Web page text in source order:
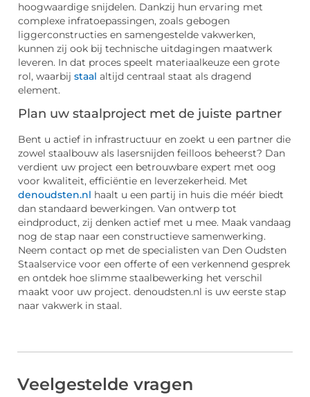
hoogwaardige snijdelen. Dankzij hun ervaring met
complexe infratoepassingen, zoals gebogen
liggerconstructies en samengestelde vakwerken,
kunnen zij ook bij technische uitdagingen maatwerk
leveren. In dat proces speelt materiaalkeuze een grote
rol, waarbij staal altijd centraal staat als dragend
element.
Plan uw staalproject met de juiste partner
Bent u actief in infrastructuur en zoekt u een partner die
zowel staalbouw als lasersnijden feilloos beheerst? Dan
verdient uw project een betrouwbare expert met oog
voor kwaliteit, efficiëntie en leverzekerheid. Met
denoudsten.nl haalt u een partij in huis die méér biedt
dan standaard bewerkingen. Van ontwerp tot
eindproduct, zij denken actief met u mee. Maak vandaag
nog de stap naar een constructieve samenwerking.
Neem contact op met de specialisten van Den Oudsten
Staalservice voor een offerte of een verkennend gesprek
en ontdek hoe slimme staalbewerking het verschil
maakt voor uw project. denoudsten.nl is uw eerste stap
naar vakwerk in staal.
Veelgestelde vragen